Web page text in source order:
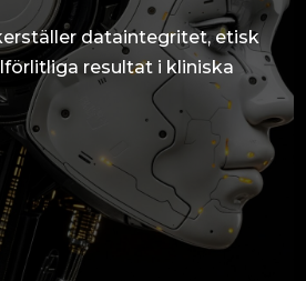
dataintegritet, etisk
resultat i kliniska